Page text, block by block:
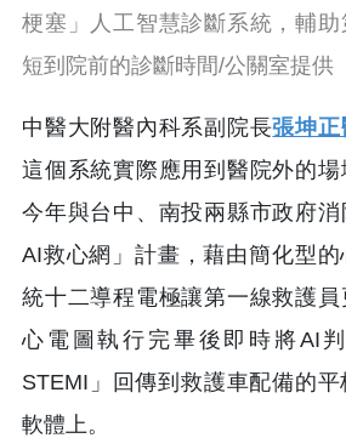
梗塞」人工智慧診斷系統，輔
短到院前的診斷時間/公關室提供
中醫大附醫內科系副院長張坤正
這個系統實際應用到醫院外的
今年與台中、南投兩縣市政府
AI救心網」計畫，藉由簡化型
統十二導程電極讓第一線救護
心電圖執行完畢後即時將AI
STEMI」回傳到救護車配備的
軟體上。